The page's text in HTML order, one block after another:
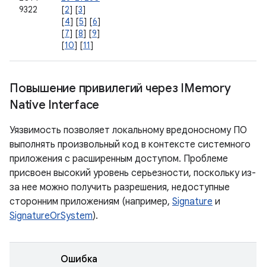
9322
[2] [3]
[4] [5] [6]
[7] [8] [9]
[10] [11]
Повышение привилегий через IMemory
Native Interface
Уязвимость позволяет локальному вредоносному ПО
выполнять произвольный код в контексте системного
приложения с расширенным доступом. Проблеме
присвоен высокий уровень серьезности, поскольку из-
за нее можно получить разрешения, недоступные
сторонним приложениям (например, Signature и
SignatureOrSystem).
Ошибка